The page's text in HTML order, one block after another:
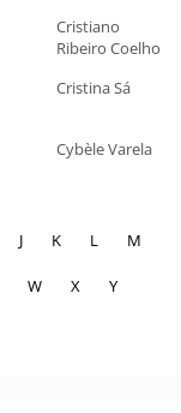
Cristiano
Ribeiro Coelho
Cristina Sá
Cybèle Varela
J K L M
W X Y